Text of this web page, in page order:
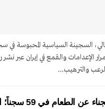
السجينة السياسية المحبوسة في
الإعدامات والقمع في إيران عبر
والترهيب...